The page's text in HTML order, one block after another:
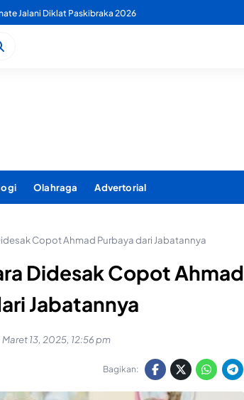
Benahi Pelayanan Air Bersih Secara Menyeluruh
Olahraga Advertorial
Copot Ahmad Purbaya dari Jabatannya
Didesak Copot Ahmad
Jabatannya
Maret 13, 2025, 12:56 pm
Bagikan: